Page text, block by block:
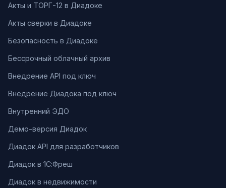
Акты и ТОРГ-12 в Диадоке
Акты сверки в Диадоке
Безопасность в Диадоке
Бессрочный облачный архив
Внедрение API под ключ
Внедрение Диадока под ключ
Внутренний ЭДО
Демо-версия Диадок
Диадок API для разработчиков
Диадок в 1С:Фреш
Диадок в недвижимости